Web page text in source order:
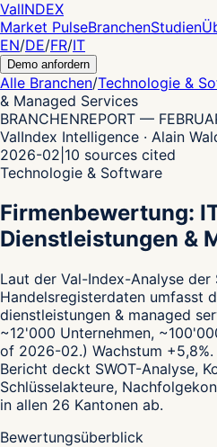
ValINDEX
Market PulseBranchenStudien
EN/DE/FR/IT
Demo anfordern
Alle Branchen/Technologie &
& Managed Services
BRANCHENREPORT —
ValIndex Intelligence · Alain
2026-02 10 sources cited
Technologie & Software
Firmenbewertung:
Dienstleistungen &
Laut der Val-Index-Analyse der
Handelsregisterdaten umfasst
dienstleistungen & managed
~12'000 Unternehmen,
of 2026-02.) Wachstum +5,8%.
Bericht deckt SWOT-Analyse,
Schlüsselakteure,
in allen 26 Kantonen ab.
Bewertungsüberblick